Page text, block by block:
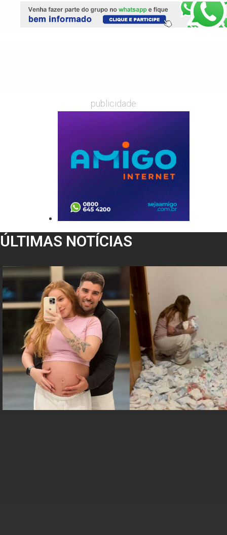
publicidade
ÚLTIMAS NOTÍCIAS